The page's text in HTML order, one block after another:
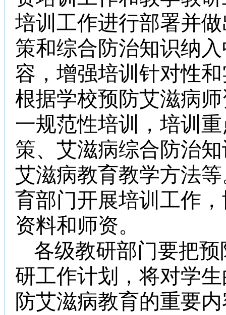
培训工作进行部署并
策和综合防治知识纳
容，增强培训针对性
根据学校预防艾滋病
一规范性培训，培训
策、艾滋病综合防治
艾滋病教育教学方法
育部门开展培训工作
资料和师资。
各级教研部门要把
研工作计划，将对学
防艾滋病教育的重要